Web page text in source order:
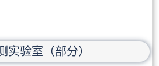
实验室（部分）